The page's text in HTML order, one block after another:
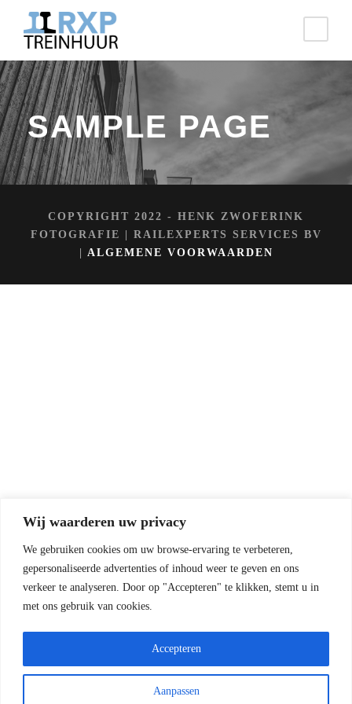
Wij waarderen uw privacy
We gebruiken cookies om uw browse-ervaring te verbeteren,
gepersonaliseerde advertenties of inhoud weer te geven en ons
verkeer te analyseren. Door op "Accepteren" te klikken, stemt u in
met ons gebruik van cookies.
Aanpassen
Accepteren
SAMPLE PAGE
COPYRIGHT 2022 - HENK ZWOFERINK
FOTOGRAFIE | RAILEXPERTS SERVICES BV
ALGEMENE VOORWAARDEN